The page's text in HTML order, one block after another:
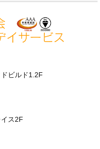
ビルド1.2F
ス2F